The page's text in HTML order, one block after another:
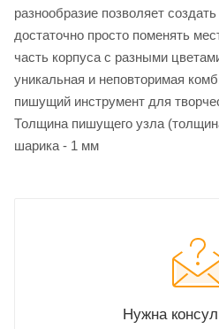
разнообразие позволяет
достаточно просто поменять
часть корпуса с разными
уникальная и неповторимая
пишущий инструмент для
Толщина пишущего узла
шарика - 1 мм
Нужна